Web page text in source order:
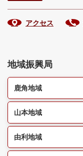
アクセス
地域振興局
鹿角地域
山本地域
由利地域